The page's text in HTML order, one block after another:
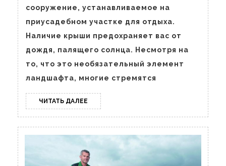
вашего
участка
сооружение, устанавливаемое на
приусадебном участке для отдыха.
Наличие крыши предохраняет вас от
дождя, палящего солнца. Несмотря на
то, что это необязательный элемент
ландшафта, многие стремятся
ЧИТАТЬ ДАЛЕЕ ЧИТАТЬ
ДАЛЕЕ